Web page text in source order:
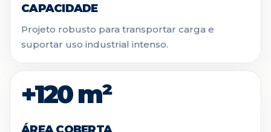
CAPACIDADE
Projeto robusto para transportar carga e
suportar uso industrial intenso.
+120 m²
ÁREA COBERTA